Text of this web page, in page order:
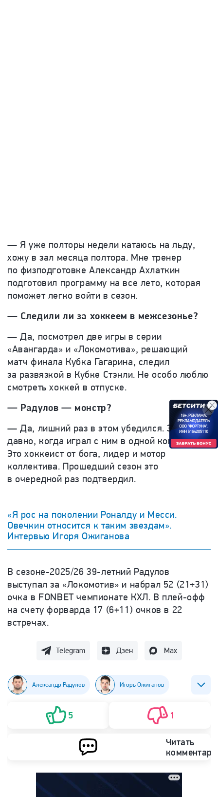
— Я уже полторы недели катаюсь на льду,
хожу в зал месяца полтора. Мне тренер
по физподготовке Александр Ахлаткин
подготовил программу на все лето, которая
поможет легко войти в сезон.
— Следили ли за хоккеем в межсезонье?
— Да, посмотрел две игры в серии
«Авангарда» и «Локомотива», решающий
матч финала Кубка Гагарина, следил
за развязкой в Кубке Стэнли. Не особо люблю
смотреть хоккей в отпуске.
— Радулов — монстр?
— Да, лишний раз в этом убедился. Знал это
давно, когда играл с ним в одной команде.
Это хоккеист от бога, лидер и мотор
коллектива. Прошедший сезон это
в очередной раз подтвердил.
«Я рос на поколении Роналду и Месси.
Овечкин относится к таким звездам».
Интервью Игоря Ожиганова
В сезоне-2025/26 39-летний Радулов
выступал за «Локомотив» и набрал 52 (21+31)
очка в FONBET чемпионате КХЛ. В плей-офф
на счету форварда 17 (6+11) очков в 22
встречах.
Telegram Дзен Max
Александр Радулов Игорь Ожиганов
ХК Динамо (Москва)
5 1
Читать